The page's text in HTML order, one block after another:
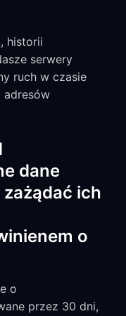
historii
serwery
ruch w czasie
adresów
dane
zażądać ich
o
o
przez 30 dni,